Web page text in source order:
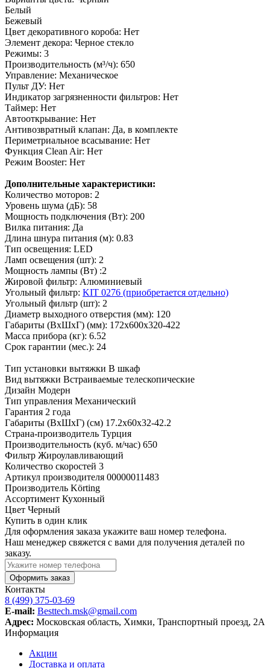
Белый
Бежевый
Цвет декоративного короба: Нет
Элемент декора: Черное стекло
Режимы: 3
Производительность (м³/ч): 650
Управление: Механическое
Пульт ДУ: Нет
Индикатор загрязненности фильтров: Нет
Таймер: Нет
Автооткрывание: Нет
Антивозвратный клапан: Да, в комплекте
Периметриальное всасывание: Нет
Функция Clean Air: Нет
Режим Booster: Нет
Дополнительные характеристики:
Количество моторов: 2
Уровень шума (дБ): 58
Мощность подключения (Вт): 200
Вилка питания: Да
Длина шнура питания (м): 0.83
Тип освещения: LED
Ламп освещения (шт): 2
Мощность лампы (Вт) :2
Жировой фильтр: Алюминиевый
Угольный фильтр: KIT 0276 (приобретается отдельно)
Угольный фильтр (шт): 2
Диаметр выходного отверстия (мм): 120
Габариты (ВхШхГ) (мм): 172x600x320-422
Масса прибора (кг): 6.52
Срок гарантии (мес.): 24
Тип установки вытяжки В шкаф
Вид вытяжки Встраиваемые телескопические
Дизайн Модерн
Тип управления Механический
Гарантия 2 года
Габариты (ВхШхГ) (см) 17.2x60x32-42.2
Страна-производитель Турция
Производительность (куб. м/час) 650
Фильтр Жироулавливающий
Количество скоростей 3
Артикул производителя 00000011483
Производитель Körting
Ассортимент Кухонный
Цвет Черный
Купить в один клик
Для оформления заказа укажите ваш номер телефона.
Наш менеджер свяжется с вами для получения деталей по
заказу.
Оформить заказ
Контакты
8 (499) 375-03-69
E-mail: Besttech.msk@gmail.com
Адрес: Московская область, Химки, Транспортный проезд, 2А
Информация
Акции
Доставка и оплата